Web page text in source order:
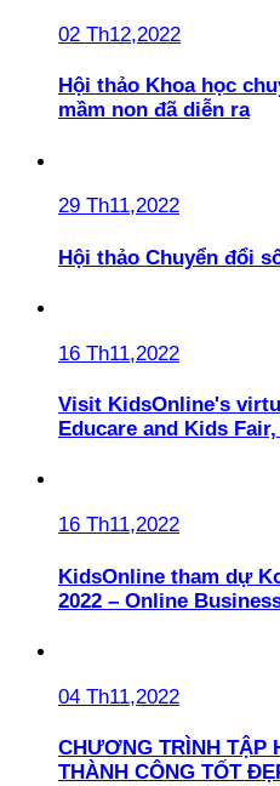
02 Th12,2022
Hội thảo Khoa học
mầm non đã diễn ra
29 Th11,2022
Hội thảo Chuyển đổi
16 Th11,2022
Visit KidsOnline's
Educare and Kids
16 Th11,2022
KidsOnline tham dự
2022 – Online
04 Th11,2022
CHƯƠNG TRÌNH TẬP
THÀNH CÔNG TỐT